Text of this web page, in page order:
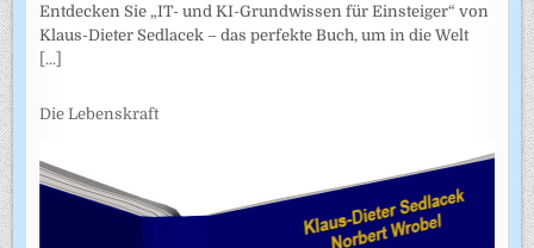
Entdecken Sie „IT- und KI-Grundwissen für Einsteiger“ von
Klaus-Dieter Sedlacek – das perfekte Buch, um in die Welt
[...]
Die Lebenskraft